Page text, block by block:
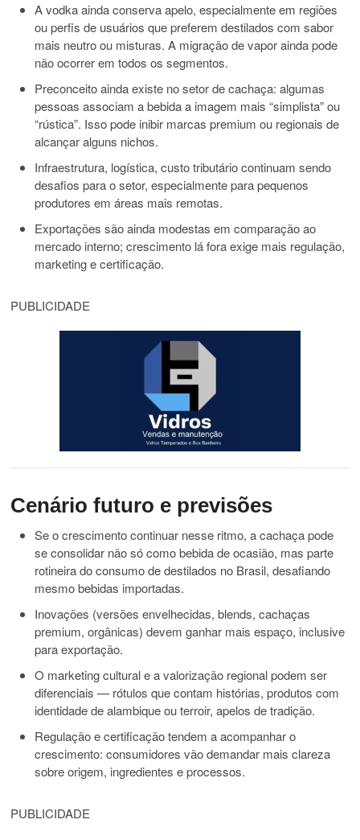
A vodka ainda conserva apelo, especialmente em regiões
ou perfis de usuários que preferem destilados com sabor
mais neutro ou misturas. A migração de vapor ainda pode
não ocorrer em todos os segmentos.
Preconceito ainda existe no setor de cachaça: algumas
pessoas associam a bebida a imagem mais “simplista” ou
“rústica”. Isso pode inibir marcas premium ou regionais de
alcançar alguns nichos.
Infraestrutura, logística, custo tributário continuam sendo
desafios para o setor, especialmente para pequenos
produtores em áreas mais remotas.
Exportações são ainda modestas em comparação ao
mercado interno; crescimento lá fora exige mais regulação,
marketing e certificação.
PUBLICIDADE
Cenário futuro e previsões
Se o crescimento continuar nesse ritmo, a cachaça pode
se consolidar não só como bebida de ocasião, mas parte
rotineira do consumo de destilados no Brasil, desafiando
mesmo bebidas importadas.
Inovações (versões envelhecidas, blends, cachaças
premium, orgânicas) devem ganhar mais espaço, inclusive
para exportação.
O marketing cultural e a valorização regional podem ser
diferenciais — rótulos que contam histórias, produtos com
identidade de alambique ou terroir, apelos de tradição.
Regulação e certificação tendem a acompanhar o
crescimento: consumidores vão demandar mais clareza
sobre origem, ingredientes e processos.
PUBLICIDADE